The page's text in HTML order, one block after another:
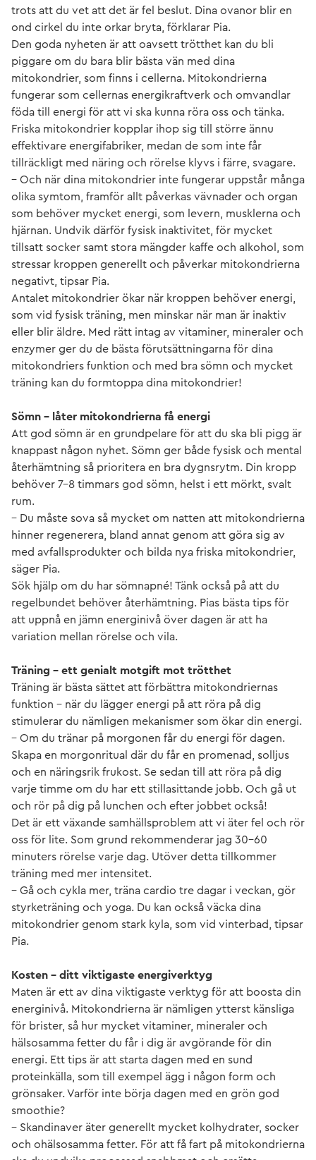
trots att du vet att det är fel beslut. Dina ovanor blir en
ond cirkel du inte orkar bryta, förklarar Pia.
Den goda nyheten är att oavsett trötthet kan du bli
piggare om du bara blir bästa vän med dina
mitokondrier, som finns i cellerna. Mitokondrierna
fungerar som cellernas energikraftverk och omvandlar
föda till energi för att vi ska kunna röra oss och tänka.
Friska mitokondrier kopplar ihop sig till större ännu
effektivare energifabriker, medan de som inte får
tillräckligt med näring och rörelse klyvs i färre, svagare.
– Och när dina mitokondrier inte fungerar uppstår många
olika symtom, framför allt påverkas vävnader och organ
som behöver mycket energi, som levern, musklerna och
hjärnan. Undvik därför fysisk inaktivitet, för mycket
tillsatt socker samt stora mängder kaffe och alkohol, som
stressar kroppen generellt och påverkar mitokondrierna
negativt, tipsar Pia.
Antalet mitokondrier ökar när kroppen behöver energi,
som vid fysisk träning, men minskar när man är inaktiv
eller blir äldre. Med rätt intag av vitaminer, mineraler och
enzymer ger du de bästa förutsättningarna för dina
mitokondriers funktion och med bra sömn och mycket
träning kan du formtoppa dina mitokondrier!
Sömn – låter mitokondrierna få energi
Att god sömn är en grundpelare för att du ska bli pigg är
knappast någon nyhet. Sömn ger både fysisk och mental
återhämtning så prioritera en bra dygnsrytm. Din kropp
behöver 7–8 timmars god sömn, helst i ett mörkt, svalt
rum.
– Du måste sova så mycket om natten att mitokondrierna
hinner regenerera, bland annat genom att göra sig av
med avfallsprodukter och bilda nya friska mitokondrier,
säger Pia.
Sök hjälp om du har sömnapné! Tänk också på att du
regelbundet behöver återhämtning. Pias bästa tips för
att uppnå en jämn energinivå över dagen är att ha
variation mellan rörelse och vila.
Träning – ett genialt motgift mot trötthet
Träning är bästa sättet att förbättra mitokondriernas
funktion – när du lägger energi på att röra på dig
stimulerar du nämligen mekanismer som ökar din energi.
– Om du tränar på morgonen får du energi för dagen.
Skapa en morgonritual där du får en promenad, solljus
och en näringsrik frukost. Se sedan till att röra på dig
varje timme om du har ett stillasittande jobb. Och gå ut
och rör på dig på lunchen och efter jobbet också!
Det är ett växande samhällsproblem att vi äter fel och rör
oss för lite. Som grund rekommenderar jag 30–60
minuters rörelse varje dag. Utöver detta tillkommer
träning med mer intensitet.
– Gå och cykla mer, träna cardio tre dagar i veckan, gör
styrketräning och yoga. Du kan också väcka dina
mitokondrier genom stark kyla, som vid vinterbad, tipsar
Pia.
Kosten – ditt viktigaste energiverktyg
Maten är ett av dina viktigaste verktyg för att boosta din
energinivå. Mitokondrierna är nämligen ytterst känsliga
för brister, så hur mycket vitaminer, mineraler och
hälsosamma fetter du får i dig är avgörande för din
energi. Ett tips är att starta dagen med en sund
proteinkälla, som till exempel ägg i någon form och
grönsaker. Varför inte börja dagen med en grön god
smoothie?
– Skandinaver äter generellt mycket kolhydrater, socker
och ohälsosamma fetter. För att få fart på mitokondrierna